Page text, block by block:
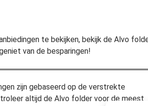
te bekijken, bekijk de Alvo
van de besparingen!
zijn gebaseerd op de verstrekte
altijd de Alvo folder voor de meest